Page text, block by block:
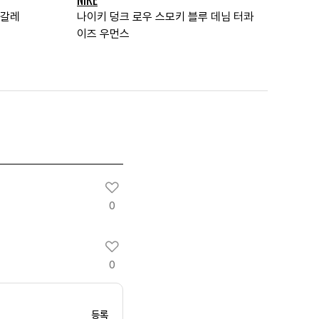
레
나이키 덩크 로우 스모키 블루 데님 터콰
이즈 우먼스
0
0
등록